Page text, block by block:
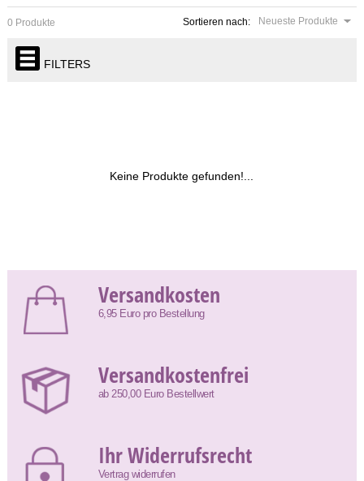
Sortieren nach: Neueste Produkte
0 Produkte
FILTERS
Keine Produkte gefunden!...
Versandkosten
6,95 Euro pro Bestellung
Versandkostenfrei
ab 250,00 Euro Bestellwert
Ihr Widerrufsrecht
Vertrag widerrufen